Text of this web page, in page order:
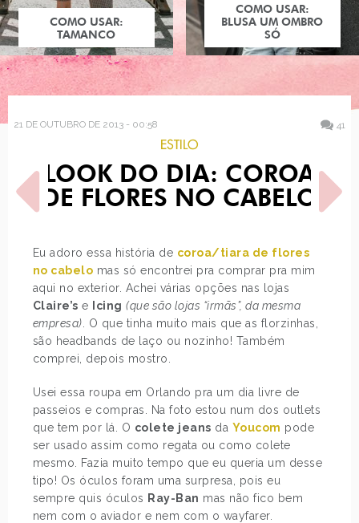
COMO USAR:
TAMANCO
COMO USAR:
BLUSA UM OMBRO
SÓ
21 DE OUTUBRO DE 2013 - 00:58 41
ESTILO
LOOK DO DIA: COROA
DE FLORES NO CABELO
Eu adoro essa história de coroa/tiara de flores
no cabelo mas só encontrei pra comprar pra mim
aqui no exterior. Achei várias opções nas lojas
Claire’s e Icing (que são lojas “irmãs”, da mesma
empresa) . O que tinha muito mais que as florzinhas,
são headbands de laço ou nozinho! Também
comprei, depois mostro.
Usei essa roupa em Orlando pra um dia livre de
passeios e compras. Na foto estou num dos outlets
que tem por lá. O colete jeans da Youcom pode
ser usado assim como regata ou como colete
mesmo. Fazia muito tempo que eu queria um desse
tipo! Os óculos foram uma surpresa, pois eu
sempre quis óculos Ray-Ban mas não fico bem
nem com o aviador e nem com o wayfarer.
POST ANTERIOR
FOTOGRAFIA E FILMAGEM:
O REGISTRO DO
PRÓXIMO POST
30 DIAS, 30 LOOKS! -
SEMANA #4